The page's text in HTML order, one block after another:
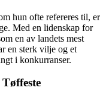
hun ofte refereres til, er
Med en lidenskap for
en av landets mest
en sterk vilje og et
i konkurranser.